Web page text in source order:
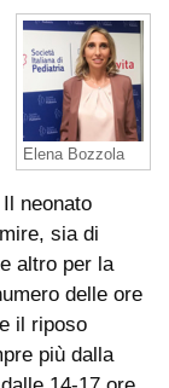
Elena Bozzola
neonato
sia di
altro per la
delle ore
il riposo
più dalla